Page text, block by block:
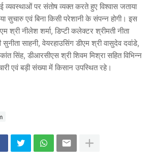
व्यवस्थाओं पर संतोष व्यक्त करते हुए विश्वास जताया
सुचारु एवं बिना किसी परेशानी के संपन्न होगी। इस
श्री नीलेश शर्मा, डिप्टी कलेक्टर श्रीमती नीता
सुनीता साहनी, वेयरहाउसिंग डीएम श्री वासुदेव दवांडे,
सिंह, डीआरसीएस श्री शिवम मिश्रा सहित विभिन्न
एवं बड़ी संख्या में किसान उपस्थित रहे।